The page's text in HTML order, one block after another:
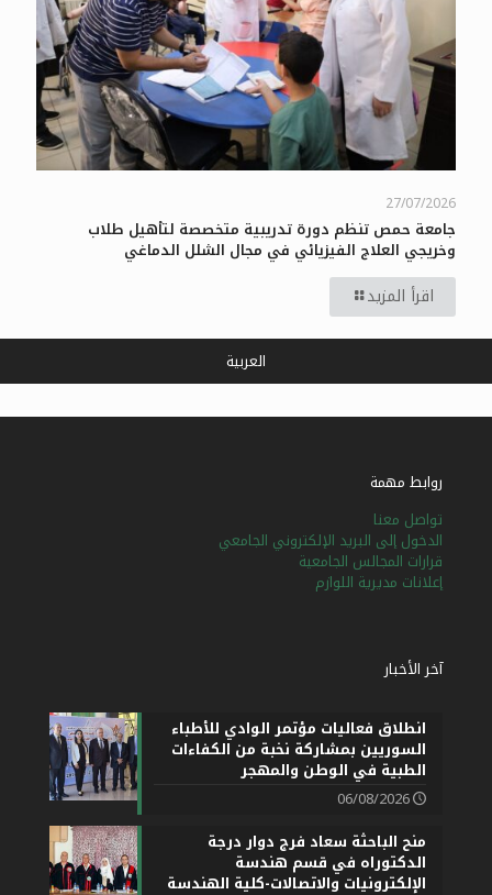
27/07/2026
جامعة حمص تنظم دورة تدريبية متخصصة لتأهيل طلاب
وخريجي العلاج الفيزيائي في مجال الشلل الدماغي
اقرأ المزيد
روابط مهمة
تواصل معنا
الدخول إلى البريد الإلكتروني الجامعي
قرارات المجالس الجامعية
إعلانات مديرية اللوازم
آخر الأخبار
انطلاق فعاليات مؤتمر الوادي للأطباء
السوريين بمشاركة نخبة من الكفاءات
الطبية في الوطن والمهجر
06/08/2026
منح الباحثة سعاد فرج دوار درجة
الدكتوراه في قسم هندسة
الإلكترونيات والاتصالات-كلية الهندسة
العربية